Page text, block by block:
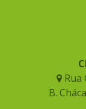
Rua
B.